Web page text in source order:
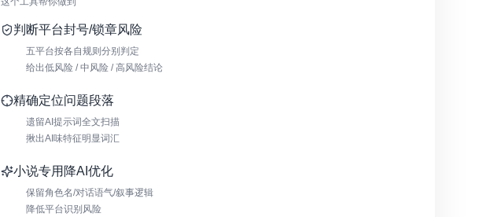
判断平台封号/锁章风险
五平台按各自规则分别判定
给出低风险 / 中风险 / 高风险结论
精确定位问题段落
遗留AI提示词全文扫描
揪出AI味特征明显词汇
小说专用降AI优化
保留角色名/对话语气/叙事逻辑
降低平台识别风险